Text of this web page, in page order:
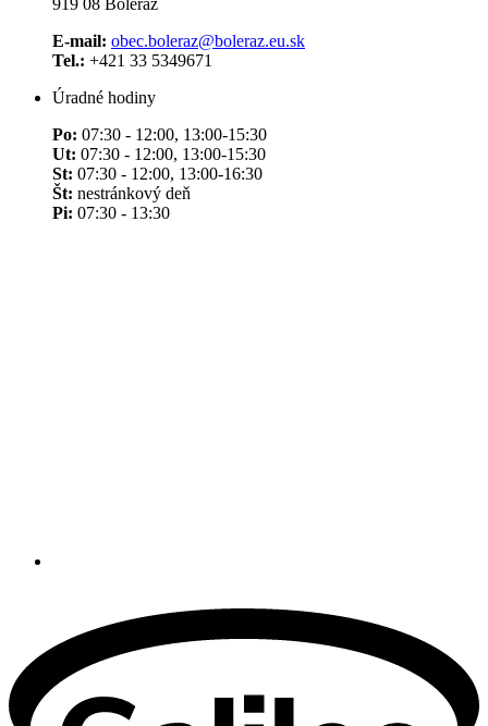
E-mail: obec.boleraz@boleraz.eu.sk
Tel.: +421 33 5349671
Úradné hodiny
Po: 07:30 - 12:00, 13:00-15:30
Ut: 07:30 - 12:00, 13:00-15:30
St: 07:30 - 12:00, 13:00-16:30
Št: nestránkový deň
Pi: 07:30 - 13:30